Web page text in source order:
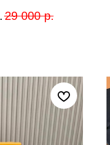
29 000 р.